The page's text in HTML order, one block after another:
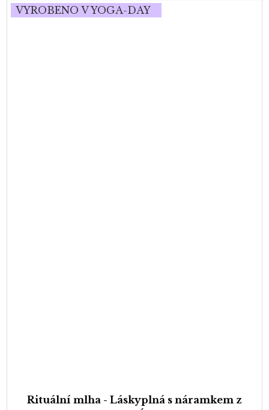
VYROBENO V YOGA-DAY
Rituální mlha - Láskyplná s náramkem z